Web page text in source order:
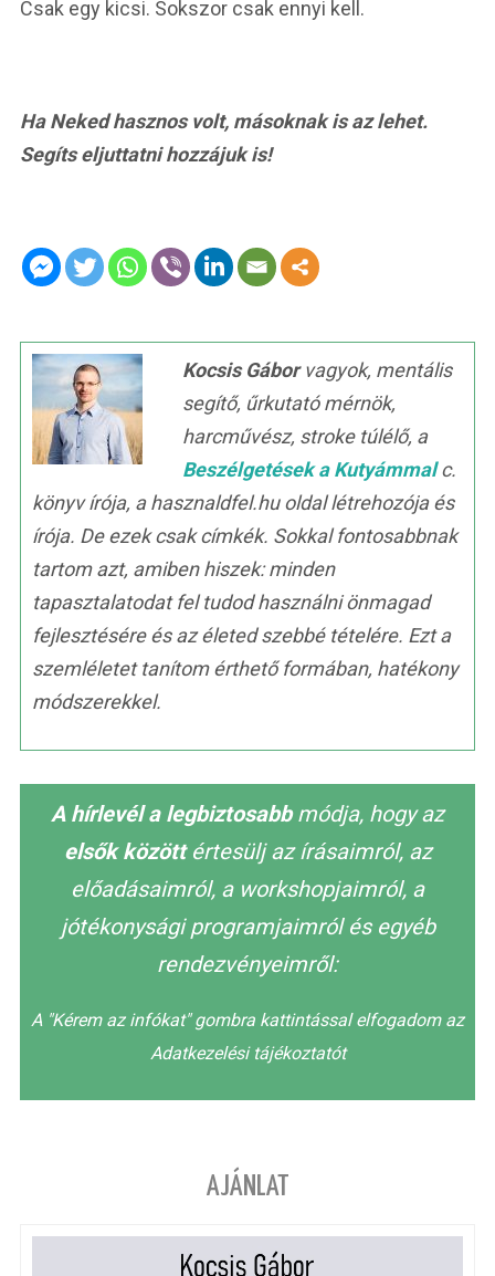
Csak egy kicsi. Sokszor csak ennyi kell.
Ha Neked hasznos volt, másoknak is az lehet.
Segíts eljuttatni hozzájuk is!
Kocsis Gáborvagyok, mentális
segítő, űrkutató mérnök,
harcművész, stroke túlélő, a
Beszélgetések a Kutyámmalc.
könyv írója, a hasznaldfel.hu oldal létrehozója és
írója. De ezek csak címkék. Sokkal fontosabbnak
tartom azt, amiben hiszek: minden
tapasztalatodat fel tudod használni önmagad
fejlesztésére és az életed szebbé tételére. Ezt a
szemléletet tanítom érthető formában, hatékony
módszerekkel.
A hírlevél a legbiztosabbmódja, hogy az
elsők közöttértesülj az írásaimról, az
előadásaimról, a workshopjaimról, a
jótékonysági programjaimról és egyéb
rendezvényeimről:
A "Kérem az infókat" gombra kattintással elfogadom az
Adatkezelési tájékoztatót
AJÁNLAT